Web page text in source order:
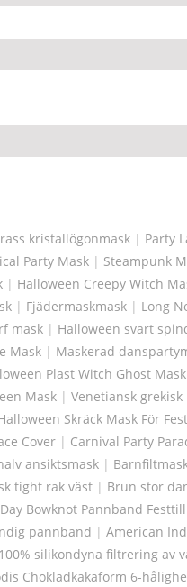
kristallögonmask | Party
Party Mask | Steampunk
| Halloween Creepy Witch
| Fjädermaskmask | Long
mask | Halloween svart
Mask | Maskerad
Plast Witch Ghost Mask
Mask | Venetiansk
Skräck Mask För Fest
Cover | Carnival Party
ansiktsmask |
tight rak väst | Brun stor
Bowknot Pannband
pannband | American
100% silikondyna filtrering av
Chokladkakaform 6-